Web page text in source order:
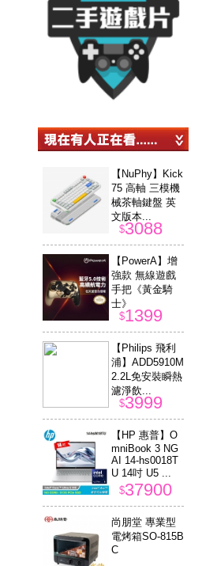
【NuPhy】Kick
75 高軸 三模機
械茶軸鍵盤 英
文版本...
$3088
【PowerA】增
強款 無線遊戲
手把《黃金騎
士》
$1399
【Philips 飛利
浦】ADD5910M
2.2L免安裝瞬熱
濾淨飲...
$3999
【HP 惠普】O
mniBook 3 NG
AI 14-hs0018T
U 14吋 U5 ...
$37900
尚朋堂 專業型
電烤箱SO-815B
C